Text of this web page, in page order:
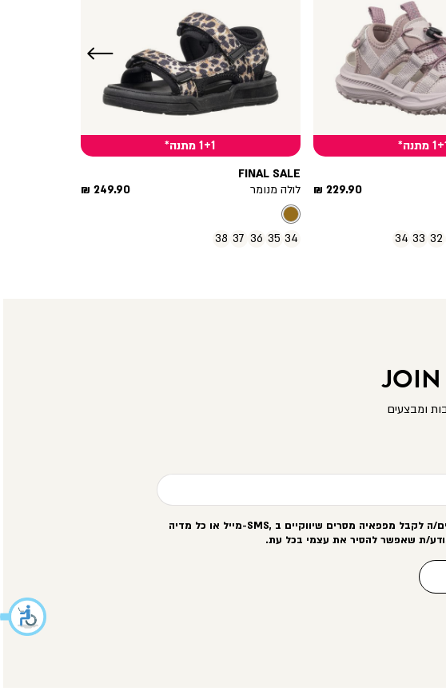
מתנה*
מחיר
229.90 ₪
32
33
34
1+1 מתנה*
FINAL SALE
לולה מנומר
מחיר
249.90 ₪
34
35
36
37
38
שמאלה
JOIN
ומבצעים
ה לקבל מפפאיה מסרים שיווקיים ב -SMS,מייל או כל מדיה
ת שאפשר להסיר את עצמי בכל עת.